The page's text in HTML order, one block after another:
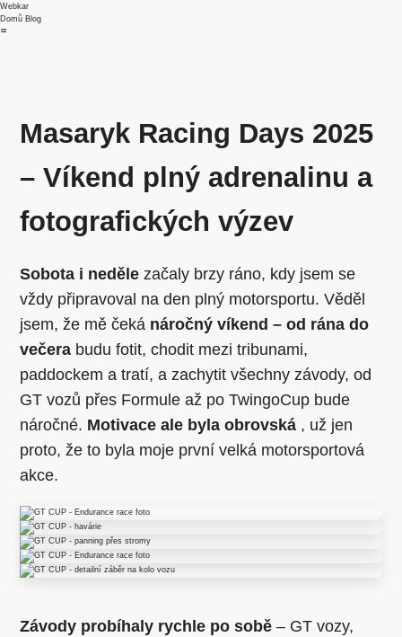
Webkar
Domů Blog
Masaryk Racing Days 2025
– Víkend plný adrenalinu a
fotografických výzev
Sobota i neděle začaly brzy ráno, kdy jsem se
vždy připravoval na den plný motorsportu. Věděl
jsem, že mě čeká náročný víkend – od rána do
večera budu fotit, chodit mezi tribunami,
paddockem a tratí, a zachytit všechny závody, od
GT vozů přes Formule až po TwingoCup bude
náročné. Motivace ale byla obrovská , už jen
proto, že to byla moje první velká motorsportová
akce.
Závody probíhaly rychle po sobě – GT vozy,